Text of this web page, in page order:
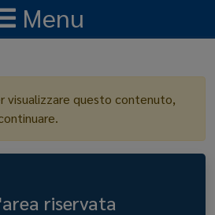
Menu
visualizzare questo contenuto,
riservata